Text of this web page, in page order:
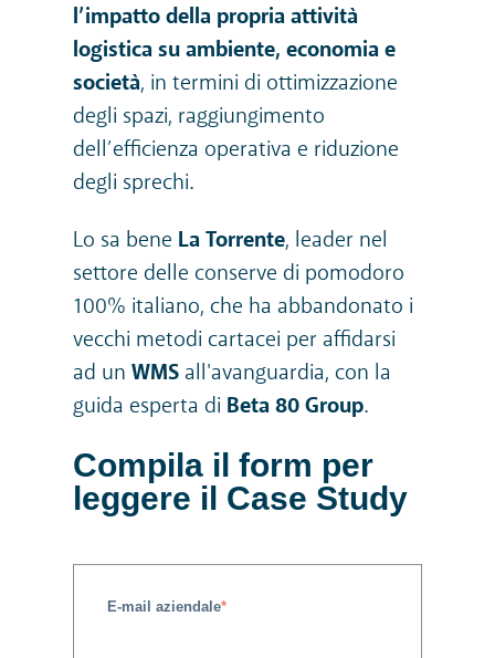
l’impatto della propria attività
logistica su ambiente, economia e
società, in termini di ottimizzazione
degli spazi, raggiungimento
dell’efficienza operativa e riduzione
degli sprechi.
Lo sa bene La Torrente, leader nel
settore delle conserve di pomodoro
100% italiano, che ha abbandonato i
vecchi metodi cartacei per affidarsi
ad un WMSall'avanguardia, con la
guida esperta di Beta 80 Group.
Compila il form per
leggere il Case Study
E-mail aziendale*